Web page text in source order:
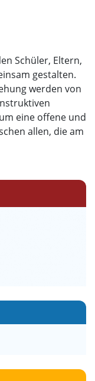
Schüler, Eltern,
gestalten.
werden von
eine offene und
allen, die am